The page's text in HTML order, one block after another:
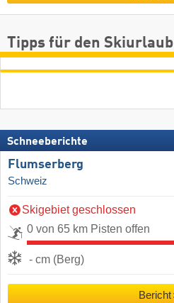
Tipps für den Skiurlaub
Schneeberichte
Flumserberg
Schweiz
Skigebiet geschlossen
0 von 65 km Pisten offen
- cm (Berg)
Bericht